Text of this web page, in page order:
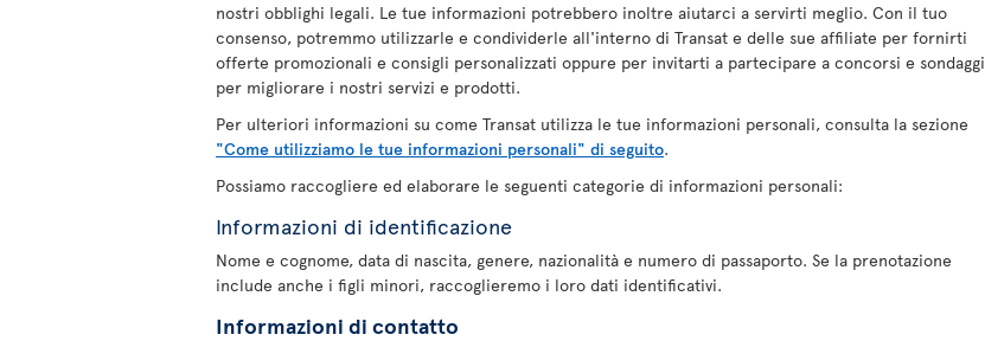
nostri obblighi legali. Le tue informazioni potrebbero inoltre aiutarci a servirti meglio. Con il tuo
consenso, potremmo utilizzarle e condividerle all'interno di Transat e delle sue affiliate per fornirti
offerte promozionali e consigli personalizzati oppure per invitarti a partecipare a concorsi e sondaggi
per migliorare i nostri servizi e prodotti.
Per ulteriori informazioni su come Transat utilizza le tue informazioni personali, consulta la sezione
"Come utilizziamo le tue informazioni personali" di seguito.
Possiamo raccogliere ed elaborare le seguenti categorie di informazioni personali:
Informazioni di identificazione
Nome e cognome, data di nascita, genere, nazionalità e numero di passaporto. Se la prenotazione
include anche i figli minori, raccoglieremo i loro dati identificativi.
Informazioni di contatto